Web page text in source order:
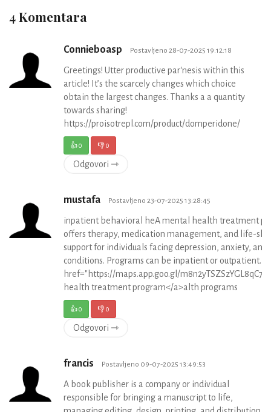
4 Komentara
Connieboasp Postavljeno 28-07-2025 19:12:18
Greetings! Utter productive par‘nesis within this
article! It’s the scarcely changes which choice
obtain the largest changes. Thanks a a quantity
towards sharing!
https://proisotrepl.com/product/domperidone/
👍0 👎0
Odgovori ⇾
mustafa Postavljeno 23-07-2025 13:28:45
inpatient behavioral heA mental health treatment
offers therapy, medication management, and life-
support for individuals facing depression, anxiety, and
conditions. Programs can be inpatient or outpatient.
href="https://maps.app.goo.gl/
health treatment program</a>alth programs
👍0 👎0
Odgovori ⇾
francis Postavljeno 09-07-2025 13:49:53
A book publisher is a company or individual
responsible for bringing a manuscript to life,